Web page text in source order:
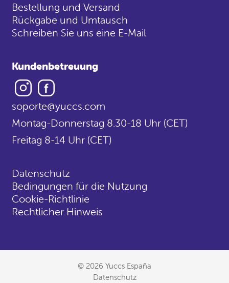
Bestellung und Versand
Rückgabe und Umtausch
Schreiben Sie uns eine E-Mail
Kundenbetreuung
Instagram
soporte@yuccs.com
Montag-Donnerstag 8.30-18 Uhr (CET)
Freitag 8-14 Uhr (CET)
Datenschutz
Bedingungen für die Nutzung
Cookie-Richtlinie
Rechtlicher Hinweis
© 2026 Yuccs España
Datenschutz